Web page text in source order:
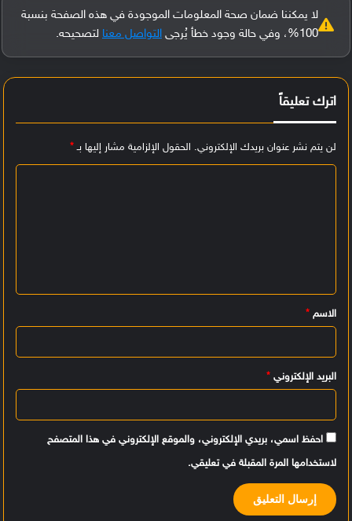
لا يمكننا ضمان صحة المعلومات الموجودة في هذه الصفحة بنسبة
100%، وفي حالة وجود خطأ يُرجى
التواصل معنا لتصحيحه.
اترك تعليقاً
لن يتم نشر عنوان بريدك الإلكتروني. الحقول الإلزامية مشار إليها بـ*
ي
ق
الاسم *
البريد الإلكتروني *
احفظ اسمي، بريدي الإلكتروني، والموقع الإلكتروني في هذا المتصفح
لاستخدامها المرة المقبلة في تعليقي.